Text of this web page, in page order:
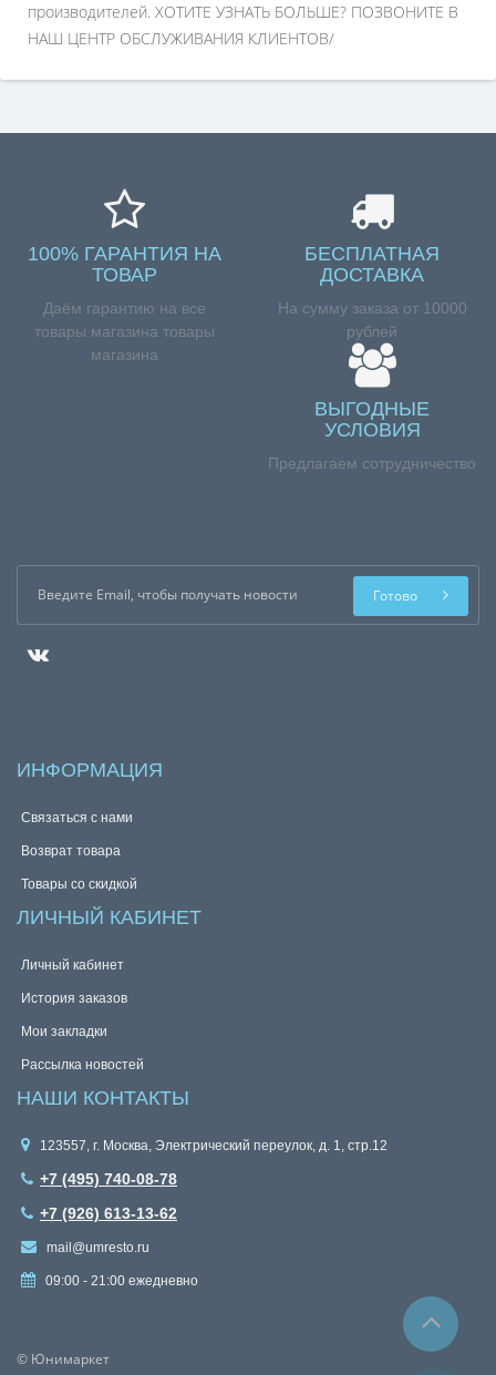
производителей. ХОТИТЕ УЗНАТЬ БОЛЬШЕ? ПОЗВОНИТЕ В
НАШ ЦЕНТР ОБСЛУЖИВАНИЯ КЛИЕНТОВ/
100% ГАРАНТИЯ НА
ТОВАР
Даём гарантию на все
товары магазина товары
магазина
БЕСПЛАТНАЯ
ДОСТАВКА
На сумму заказа от 10000
рублей
ВЫГОДНЫЕ
УСЛОВИЯ
Предлагаем сотрудничество
Готово
ИНФОРМАЦИЯ
Связаться с нами
Возврат товара
Товары со скидкой
ЛИЧНЫЙ КАБИНЕТ
Личный кабинет
История заказов
Мои закладки
Рассылка новостей
НАШИ КОНТАКТЫ
123557, г. Москва, Электрический переулок, д. 1, стр.12
+7 (495) 740-08-78
+7 (926) 613-13-62
mail@umresto.ru
09:00 - 21:00 ежедневно
© Юнимаркет